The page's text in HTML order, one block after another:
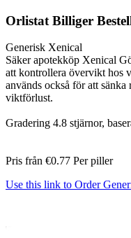
Orlistat Billiger
Generisk Xenical
Säker apotekköp Xenical
att kontrollera övervikt hos
används också för att
viktförlust.
Gradering 4.8 stjärnor,
Pris från €0.77 Per piller
Use this link to Order